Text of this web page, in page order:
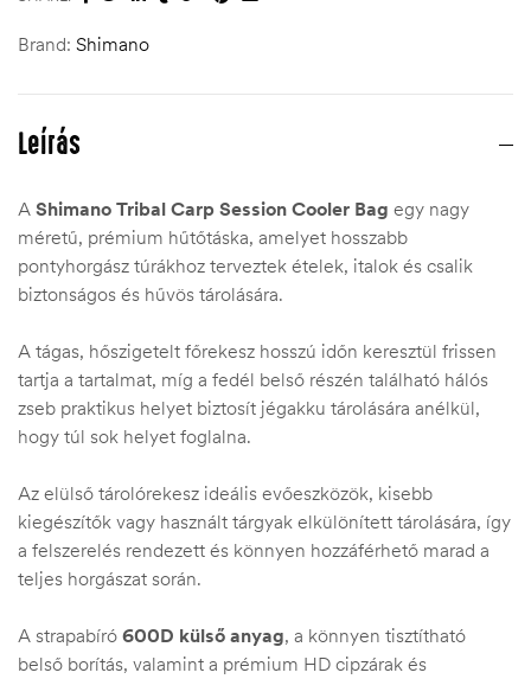
Brand: Shimano
Leírás
A Shimano Tribal Carp Session Cooler Bag egy nagy
méretű, prémium hűtőtáska, amelyet hosszabb
pontyhorgász túrákhoz terveztek ételek, italok és csalik
biztonságos és hűvös tárolására.
A tágas, hőszigetelt főrekesz hosszú időn keresztül frissen
tartja a tartalmat, míg a fedél belső részén található hálós
zseb praktikus helyet biztosít jégakku tárolására anélkül,
hogy túl sok helyet foglalna.
Az elülső tárolórekesz ideális evőeszközök, kisebb
kiegészítők vagy használt tárgyak elkülönített tárolására, így
a felszerelés rendezett és könnyen hozzáférhető marad a
teljes horgászat során.
A strapabíró 600D külső anyag, a könnyen tisztítható
belső borítás, valamint a prémium HD cipzárak és